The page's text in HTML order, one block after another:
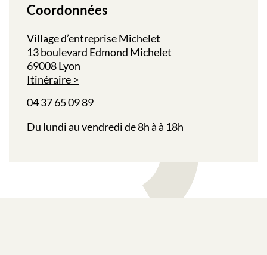
Coordonnées
Village d’entreprise Michelet
13 boulevard Edmond Michelet
69008 Lyon
Itinéraire
04 37 65 09 89
Du lundi au vendredi de 8h à à 18h